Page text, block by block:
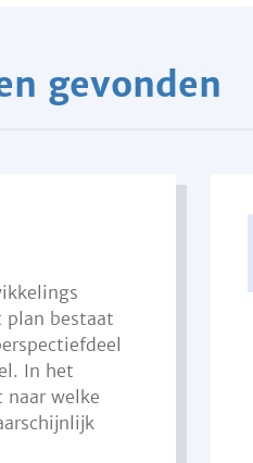
gevonden
plan bestaat
In het
naar welke